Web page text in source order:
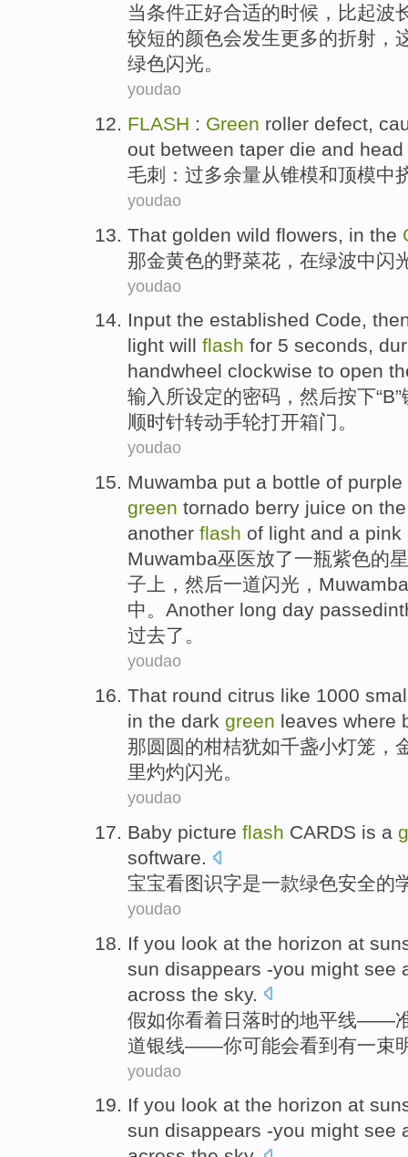
当条件正好合适的时候， 比起波
较短的颜色会发生更多的折射，
绿色闪光。
youdao
FLASH : Green roller defect,
out between taper die and head
毛刺 ： 过多余量从锥模和顶模中
youdao
That golden wild flowers in the
那金黄色的野菜花 ， 在绿波中闪
youdao
Input the established Code,
light will flash for 5 seconds,
handwheel clockwise to open
输入 所设定的密码 ， 然后按下“B”
顺时针转动手轮打开箱门。
youdao
Muwamba put a bottle of purple
green tornado berry juice on the
another flash of light and a pink
Muwamba巫医放了一瓶紫色的
子上 ，然后一道闪光 ，
中。 Another long day passedin
过去了。
youdao
That round citrus like 1000
in the dark green leaves where
那圆圆的柑桔犹如千盏小灯笼 ，
里灼灼闪光。
youdao
Baby picture flash CARDS is a
software.
宝宝看图识字是一款绿色安全的
youdao
If you look at the horizon at
sun disappears -you might see
across the sky.
假如你看着日落时的地平线——准
道银线——你可能会看到有一束
youdao
If you look at the horizon at
sun disappears -you might see